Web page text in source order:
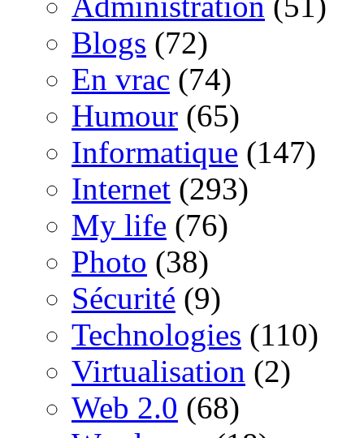
Blogs (72)
En vrac (74)
Humour (65)
Informatique (147)
Internet (293)
My life (76)
Photo (38)
Sécurité (9)
Technologies (110)
Virtualisation (2)
Web 2.0 (68)